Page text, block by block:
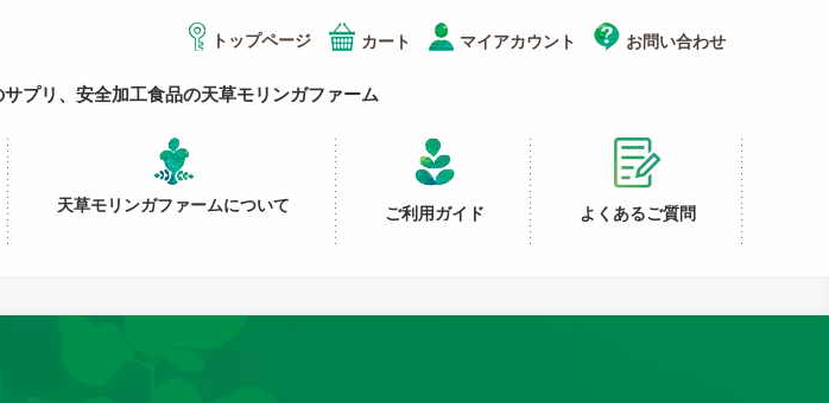
トップページ カート マイアカウント お問い合わせ
プリ、安全加工食品の天草モリンガファーム
天草モリンガファームについて ご利用ガイド よくあるご質問